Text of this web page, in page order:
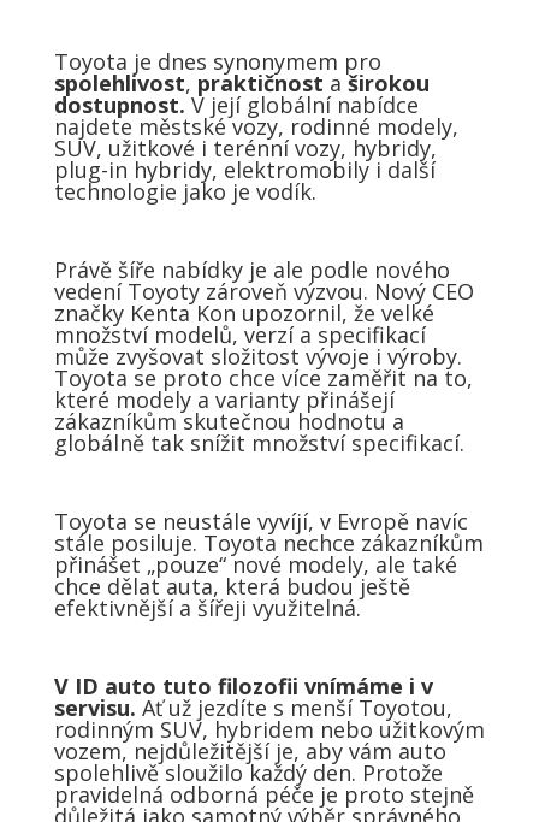
Toyota je dnes synonymem pro
spolehlivost, praktičnost aširokou
dostupnost. V její globální nabídce
najdete městské vozy, rodinné modely,
SUV, užitkové i terénní vozy, hybridy,
plug-in hybridy, elektromobily i další
technologie jako je vodík.
Právě šíře nabídky je ale podle nového
vedení Toyoty zároveň výzvou. Nový CEO
značky Kenta Kon upozornil, že velké
množství modelů, verzí a specifikací
může zvyšovat složitost vývoje i výroby.
Toyota se proto chce více zaměřit na to,
které modely a varianty přinášejí
zákazníkům skutečnou hodnotu a
globálně tak snížit množství specifikací.
Toyota se neustále vyvíjí, v Evropě navíc
stále posiluje. Toyota nechce zákazníkům
přinášet „pouze“ nové modely, ale také
chce dělat auta, která budou ještě
efektivnější a šířeji využitelná.
V ID auto tuto filozofii vnímáme i v
servisu. Ať už jezdíte s menší Toyotou,
rodinným SUV, hybridem nebo užitkovým
vozem, nejdůležitější je, aby vám auto
spolehlivě sloužilo každý den. Protože
pravidelná odborná péče je proto stejně
důležitá jako samotný výběr správného